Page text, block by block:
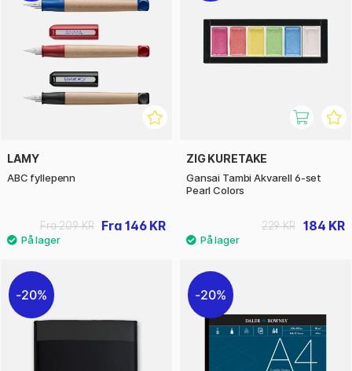
LAMY
ABC fyllepenn
Fra 146 KR
Fra 209 KR
ZIG KURETAKE
Gansai Tambi Akvarell 6-set
Pearl Colors
184 KR
229 KR
20% 20%